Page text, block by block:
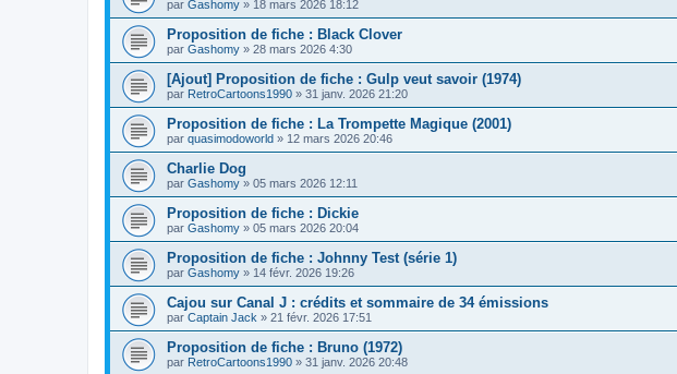
par Gashomy » 18 mars 2026 18:12
Proposition de fiche : Black Clover
par Gashomy » 28 mars 2026 4:30
[Ajout] Proposition de fiche : Gulp veut savoir (1974)
par RetroCartoons1990 » 31 janv. 2026 21:20
Proposition de fiche : La Trompette Magique (2001)
par quasimodoworld » 12 mars 2026 20:46
Charlie Dog
par Gashomy » 05 mars 2026 12:11
Proposition de fiche : Dickie
par Gashomy » 05 mars 2026 20:04
Proposition de fiche : Johnny Test (série 1)
par Gashomy » 14 févr. 2026 19:26
Cajou sur Canal J : crédits et sommaire de 34 émissions
par Captain Jack » 21 févr. 2026 17:51
Proposition de fiche : Bruno (1972)
par RetroCartoons1990 » 31 janv. 2026 20:48